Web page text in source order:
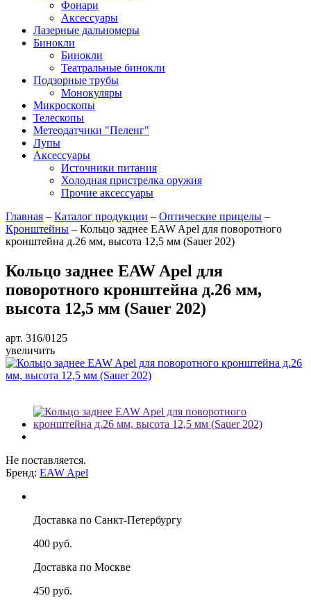
Фонари
Аксессуары
Лазерные дальномеры
Бинокли
Бинокли
Театральные бинокли
Подзорные трубы
Монокуляры
Микроскопы
Телескопы
Метеодатчики "Пеленг"
Лупы
Аксессуары
Источники питания
Холодная пристрелка оружия
Прочие аксессуары
Главная – Каталог продукции – Оптические прицелы –
Кронштейны – Кольцо заднее EAW Apel для поворотного
кронштейна д.26 мм, высота 12,5 мм (Sauer 202)
Кольцо заднее EAW Apel для
поворотного кронштейна д.26 мм,
высота 12,5 мм (Sauer 202)
арт. 316/0125
увеличить
Не поставляется.
Бренд: EAW Apel
Доставка по Санкт-Петербургу
400 руб.
Доставка по Москве
450 руб.